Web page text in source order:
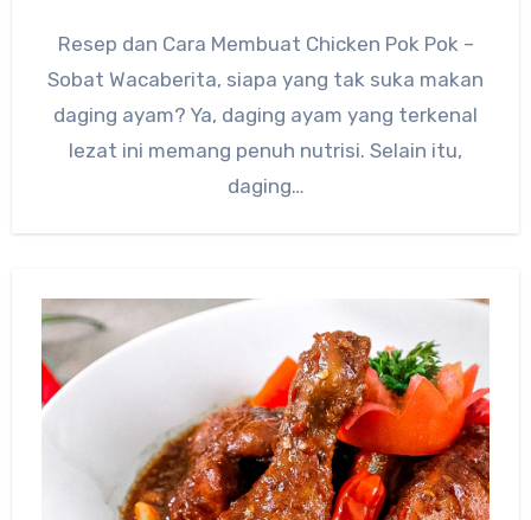
Resep dan Cara Membuat Chicken Pok Pok –
Sobat Wacaberita, siapa yang tak suka makan
daging ayam? Ya, daging ayam yang terkenal
lezat ini memang penuh nutrisi. Selain itu,
daging…